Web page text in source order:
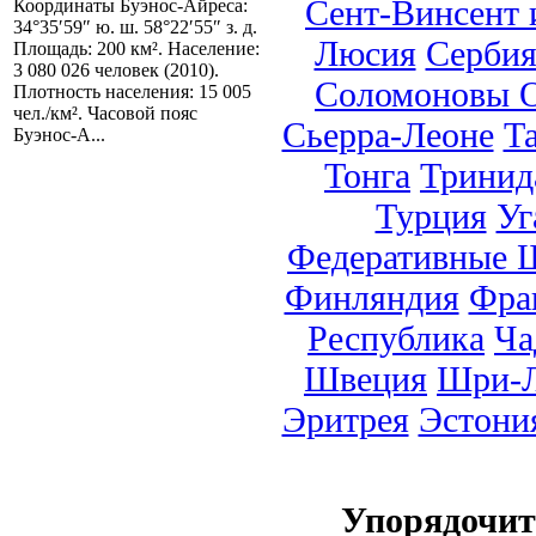
Координаты Буэнос-Айреса:
34°35′59″ ю. ш. 58°22′55″ з. д.
Площадь: 200 км². Население:
3 080 026 человек (2010).
Плотность населения: 15 005
чел./км². Часовой пояс
Буэнос-А...
Сент-Винсент
Люсия Сербия
Соломоновы
Сьерра-Леоне
Тонга
Турция
Федеративные
Финляндия
Республика
Швеция Шри-
Эритрея